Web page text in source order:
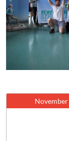
November